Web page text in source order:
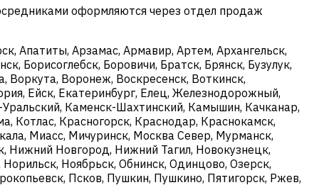
оформляются через отдел продаж
Апатиты, Арзамас, Армавир, Артем, Архангельск,
Борисоглебск, Боровичи, Братск, Брянск, Бузулук,
Воркута, Воронеж, Воскресенск, Воткинск,
Ейск, Екатеринбург, Елец, Железнодорожный,
Каменск-Шахтинский, Камышин, Качканар,
Котлас, Красногорск, Краснодар, Краснокамск,
Миасс, Мичуринск, Москва Север, Мурманск,
Новгород, Нижний Тагил, Новокузнецк,
Ноябрьск, Обнинск, Одинцово, Озерск,
Псков, Пушкин, Пушкино, Пятигорск, Ржев,